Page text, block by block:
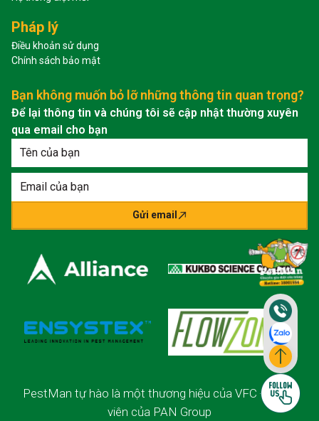
Pháp lý
Điều khoản sử dụng
Chính sách bảo mật
Bạn không muốn bỏ lỡ những thông tin quan trọng?
Để lại thông tin và chúng tôi sẽ cập nhật thường xuyên
qua email cho bạn
Gửi email
PestMan tự hào là một thương hiệu của VFC - thành
viên của PAN Group